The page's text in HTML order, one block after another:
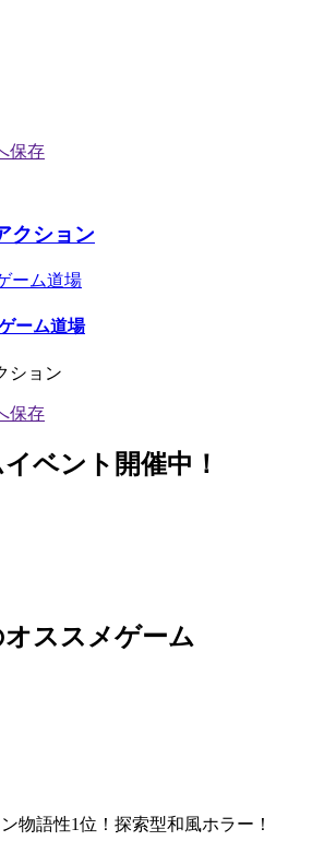
クション
ーム道場
ーム道場
ション
ベント開催中！
ススメゲーム
物語性1位！探索型和風ホラー！